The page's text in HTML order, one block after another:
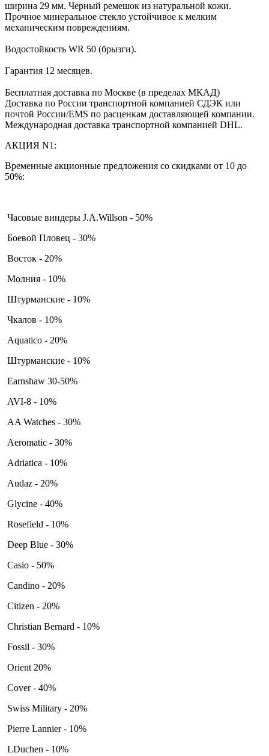
ширина 29 мм. Черный ремешок из натуральной кожи.
Прочное минеральное стекло устойчивое к мелким
механическим повреждениям.
Водостойкость WR 50 (брызги).
Гарантия 12 месяцев.
Бесплатная доставка по Москве (в пределах МКАД)
Доставка по России транспортной компанией СДЭК или
почтой России/EMS по расценкам доставляющей компании.
Международная доставка транспортной компанией DHL.
АКЦИЯ N1:
Временные акционные предложения со скидками от 10 до
50%:
Часовые виндеры J.A.Willson - 50%
Боевой Пловец - 30%
Восток - 20%
Молния - 10%
Штурманские - 10%
Чкалов - 10%
Aquatico - 20%
Штурманские - 10%
Earnshaw 30-50%
AVI-8 - 10%
AA Watches - 30%
Aeromatic - 30%
Adriatica - 10%
Audaz - 20%
Glycine - 40%
Rosefield - 10%
Deep Blue - 30%
Casio - 50%
Candino - 20%
Citizen - 20%
Christian Bernard - 10%
Fossil - 30%
Orient 20%
Cover - 40%
Swiss Military - 20%
Pierre Lannier - 10%
LDuchen - 10%